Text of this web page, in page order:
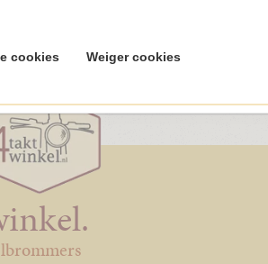
cookies Weiger cookies